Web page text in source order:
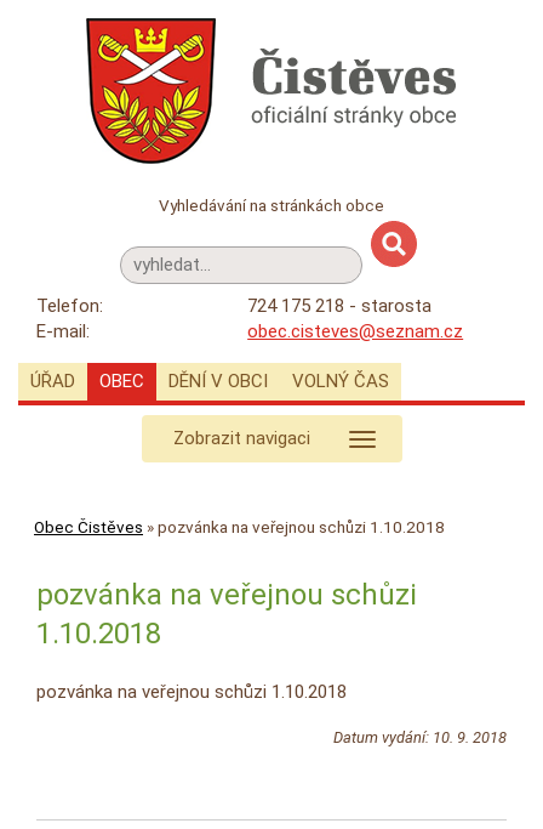
Vyhledávání na stránkách obce
Telefon:
724 175 218 - starosta
E-mail:
obec.cisteves@seznam.cz
ÚŘAD OBEC DĚNÍ V OBCI VOLNÝ ČAS
Zobrazit navigaci
Obec Čistěves »pozvánka na veřejnou schůzi 1.10.2018
pozvánka na veřejnou schůzi
1.10.2018
pozvánka na veřejnou schůzi 1.10.2018
Datum vydání: 10. 9. 2018